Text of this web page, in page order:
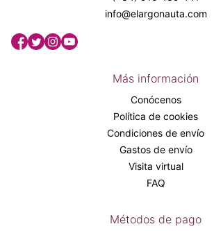
info@elargonauta.com
Más información
Conócenos
Política de cookies
Condiciones de envío
Gastos de envío
Visita virtual
FAQ
Métodos de pago